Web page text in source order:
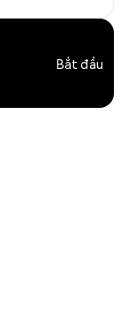
Bắt đầu